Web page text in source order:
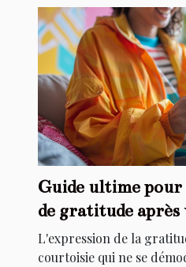
Guide ultime pour
de gratitude
anniversaire
L'expression de la
courtoisie qui ne se